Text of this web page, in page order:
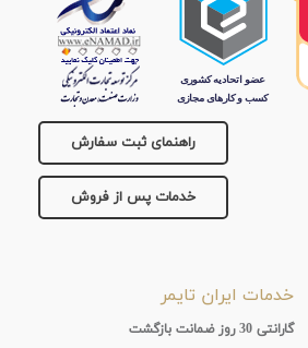
راهنمای ثبت سفارش
خدمات پس از فروش
خدمات ایران تایمر
گارانتی 30 روز ضمانت بازگشت